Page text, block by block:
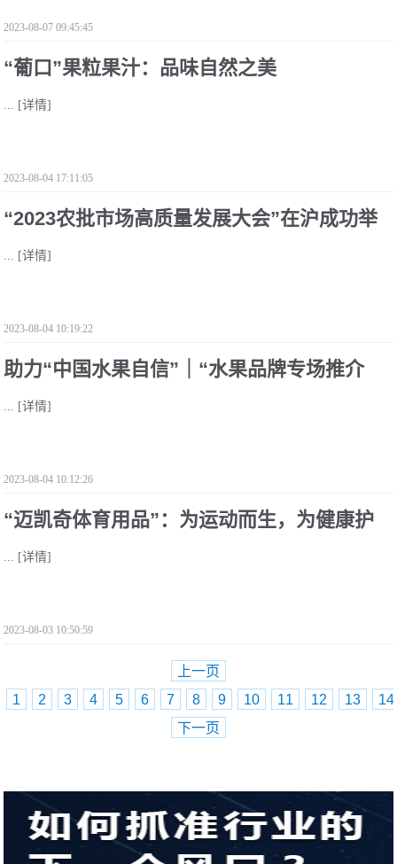
2023-08-07 09:45:45
“葡口”果粒果汁：品味自然之美
... [详情]
2023-08-04 17:11:05
“2023农批市场高质量发展大会”在沪成功举
... [详情]
2023-08-04 10:19:22
助力“中国水果自信”｜“水果品牌专场推介
... [详情]
2023-08-04 10:12:26
“迈凯奇体育用品”：为运动而生，为健康护
... [详情]
2023-08-03 10:50:59
上一页
1
2 3 4 5 6 7 8 9 10 11 12 13
14
下一页